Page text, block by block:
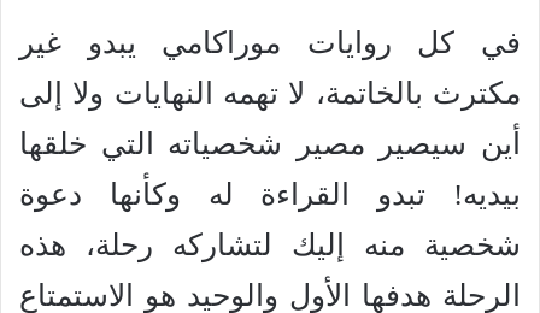
في كل روايات موراكامي يبدو غير
مكترث بالخاتمة، لا تهمه النهايات ولا إلى
أين سيصير مصير شخصياته التي خلقها
بيديه! تبدو القراءة له وكأنها دعوة
شخصية منه إليك لتشاركه رحلة، هذه
الرحلة هدفها الأول والوحيد هو الاستمتاع